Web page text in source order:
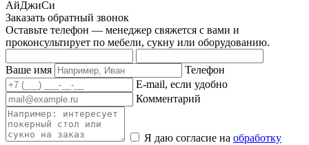
АйДжиСи
Заказать обратный звонок
Оставьте телефон — менеджер свяжется с вами и
проконсультирует по мебели, сукну или оборудованию.
Ваше имя
Телефон
E-mail, если удобно
Комментарий
Я даю согласие на обработку